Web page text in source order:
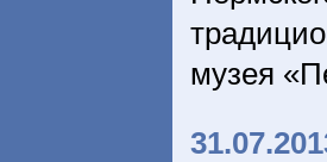
музея